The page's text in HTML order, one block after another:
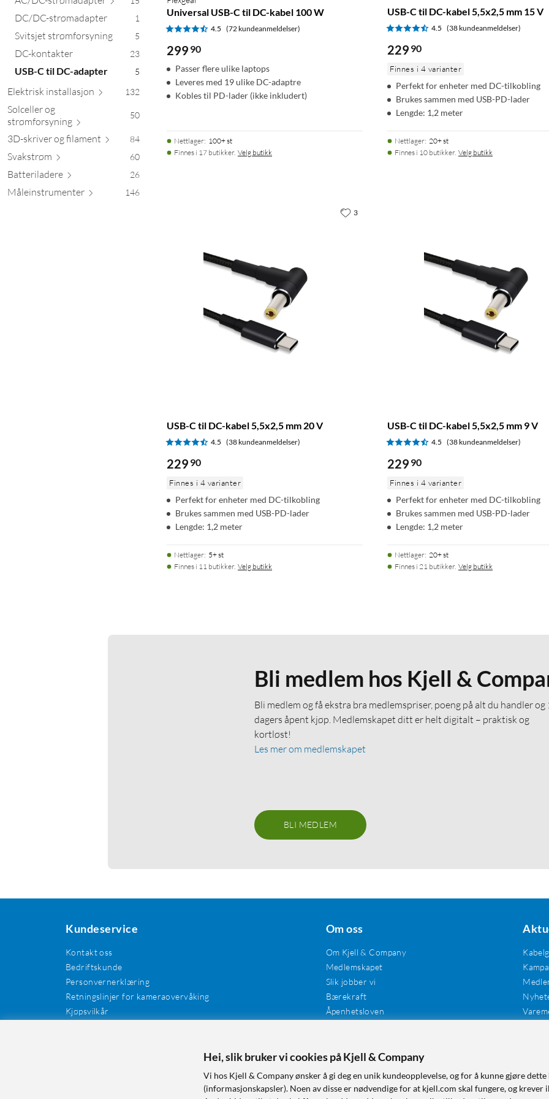
DC/DC-strømadapter 1
Svitsjet strømforsyning 5
DC-kontakter 23
USB-C til DC-adapter 5
Elektrisk installasjon 132
Solceller og
strømforsyning 50
3D-skriver og filament 84
Svakstrøm 60
Batteriladere 26
Måleinstrumenter 146
Universal USB-C til DC-kabel 100 W
4.5 (72 kundeanmeldelser)
299 90
Passer flere ulike laptops
Leveres med 19 ulike DC-adaptre
Kobles til PD-lader (ikke inkludert)
Nettlager: 100+ st
Finnes i 17 butikker. Velg butikk
USB-C til DC-kabel 5,5x2,5 mm 15 V
4.5 (38 kundeanmeldelser)
229 90
Finnes i 4 varianter
Perfekt for enheter med DC-tilkobling
Brukes sammen med USB-PD-lader
Lengde: 1,2 meter
Nettlager: 20+ st
Finnes i 10 butikker. Velg butikk
USB-C til DC-kabel 5,5x2,5 mm 20 V
4.5 (38 kundeanmeldelser)
229 90
Finnes i 4 varianter
Perfekt for enheter med DC-tilkobling
Brukes sammen med USB-PD-lader
Lengde: 1,2 meter
Nettlager: 5+ st
Finnes i 11 butikker. Velg butikk
3
USB-C til DC-kabel 5,5x2,5 mm 9 V
4.5 (38 kundeanmeldelser)
229 90
Finnes i 4 varianter
Perfekt for enheter med DC-tilkobling
Brukes sammen med USB-PD-lader
Lengde: 1,2 meter
Nettlager: 20+ st
Finnes i 21 butikker. Velg butikk
Bli medlem hos Kjell &
Bli medlem og få ekstra bra medlemspriser, poeng på alt du handler og
dagers åpent kjøp. Medlemskapet ditt er helt digitalt – praktisk og
kortløst!
Les mer om medlemskapet
BLI MEDLEM
Kundeservice
Kontakt oss
Bedriftskunde
Personvernerklæring
Retningslinjer for kameraovervåking
Kjøpsvilkår
Om oss
Om Kjell & Company
Medlemskapet
Slik jobber vi
Bærekraft
Åpenhetsloven
Tilgjengelighet
Hei, slik bruker vi cookies på Kjell & Company
Vi hos Kjell & Company ønsker å gi deg en unik kundeopplevelse, og for å kunne gjøre
(informasjonskapsler). Noen av disse er nødvendige for at kjell.com skal fungere, og krever